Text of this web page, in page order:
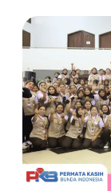
content